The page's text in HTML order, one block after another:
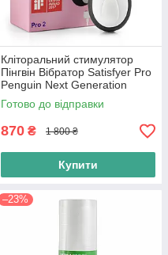
Кліторальний стимулятор
Пінгвін Вібратор Satisfyer Pro
Penguin Next Generation
Стимулятор Пінгвін
Готово до відправки
870 ₴ 1 800 ₴
Купити
–23%